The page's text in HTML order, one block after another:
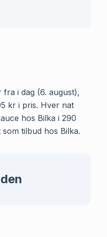
i dag (6. august),
kr i pris. Hver nat
hos Bilka i 290
tilbud hos Bilka.